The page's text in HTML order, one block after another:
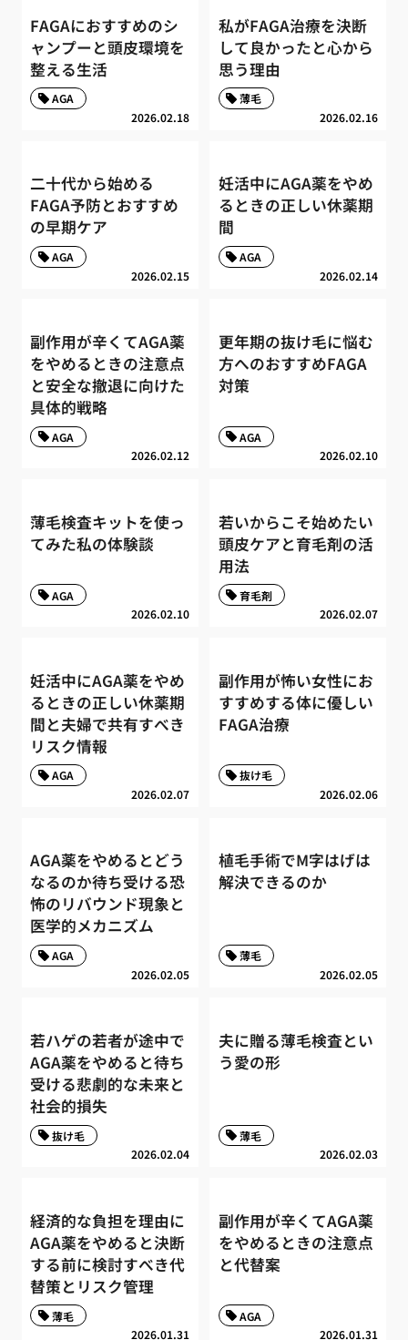
FAGAにおすすめのシ
ャンプーと頭皮環境を
整える生活
2026.02.18
AGA
私がFAGA治療を決断
して良かったと心から
思う理由
2026.02.16
薄毛
二十代から始める
FAGA予防とおすすめ
の早期ケア
2026.02.15
AGA
妊活中にAGA薬をやめ
るときの正しい休薬期
間
2026.02.14
AGA
副作用が辛くてAGA薬
をやめるときの注意点
と安全な撤退に向けた
具体的戦略
2026.02.12
AGA
更年期の抜け毛に悩む
方へのおすすめFAGA
対策
2026.02.10
AGA
薄毛検査キットを使っ
てみた私の体験談
2026.02.10
AGA
若いからこそ始めたい
頭皮ケアと育毛剤の活
用法
2026.02.07
育毛剤
妊活中にAGA薬をやめ
るときの正しい休薬期
間と夫婦で共有すべき
リスク情報
2026.02.07
AGA
副作用が怖い女性にお
すすめする体に優しい
FAGA治療
2026.02.06
抜け毛
AGA薬をやめるとどう
なるのか待ち受ける恐
怖のリバウンド現象と
医学的メカニズム
2026.02.05
AGA
植毛手術でM字はげは
解決できるのか
2026.02.05
薄毛
若ハゲの若者が途中で
AGA薬をやめると待ち
受ける悲劇的な未来と
社会的損失
2026.02.04
抜け毛
夫に贈る薄毛検査とい
う愛の形
2026.02.03
薄毛
経済的な負担を理由に
AGA薬をやめると決断
する前に検討すべき代
替策とリスク管理
2026.01.31
薄毛
副作用が辛くてAGA薬
をやめるときの注意点
と代替案
2026.01.31
AGA